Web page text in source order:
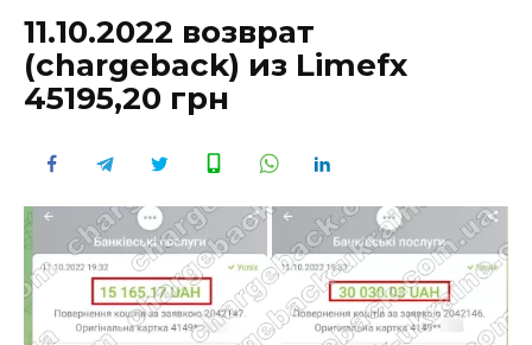
11.10.2022 возврат
(chargeback) из Limefx
45195,20 грн